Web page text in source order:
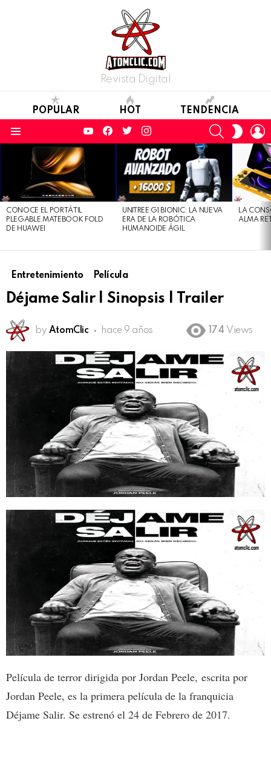
Revista Digital
POPULAR HOT TENDENCIA
YouTubeFacebook
TwitterInstagram SEARCH
SKIN
STORIES
CONOCE EL PORTÁTIL
PLEGABLE MATEBOOK FOLD
DE HUAWEI
UNITREE G1 BIONIC: LA NUEVA
ERA DE LA ROBÓTICA
HUMANOIDE ÁGIL
LA
ALMA
Entretenimiento Película
Déjame Salir | Sinopsis | Trailer
by AtomClic hace 9 años 174 Views
Película de terror dirigida por Jordan Peele, escrita por
Jordan Peele, es la primera película de la franquicia
Déjame Salir. Se estrenó el 24 de Febrero de 2017.